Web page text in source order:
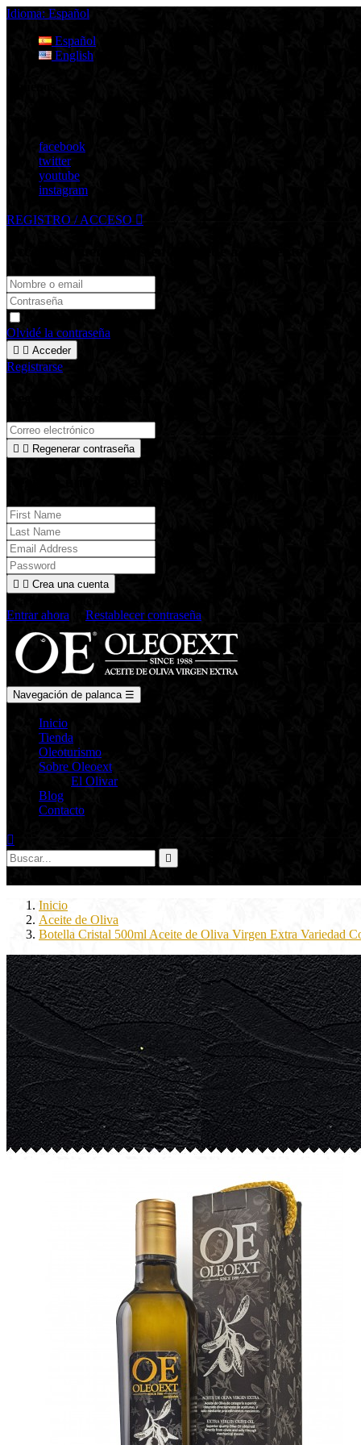
Idioma: Español
Español
English
facebook
twitter
youtube
instagram
REGISTRO / ACCESO 
Olvidé la contraseña
  Acceder
Registrarse
  Regenerar contraseña
  Crea una cuenta
Entrar ahora
Restablecer contraseña
Navegación de palanca ☰
Inicio
Tienda
Oleoturismo
Sobre Oleoext
El Olivar
Blog
Contacto


Inicio
Aceite de Oliva
Botella Cristal 500ml Aceite de Oliva Virgen Extra Variedad